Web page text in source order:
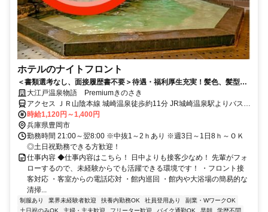
ホテルのナイトフロント
＜書類選考なし、面接履歴書不要＞待遇・福利厚生充実！髪色、髪型自
由/ピアス、ネイルOK※勤務時のルールあり/幅広い年代の方が活躍中！
大江戸温泉物語 Premiumきのさき
アクセス ＪＲ山陰本線 城崎温泉徒歩約11分 JR城崎温泉駅よりバス約
5分、徒歩10分※詳細はお問い合わせください。
時給1,120円～1,400円
兵庫県豊岡市
勤務時間 21:00～翌8:00 ※中抜1～2ｈあり ※週3日～1日8ｈ～ＯＫ
◎土日祝勤務できる方歓迎！
仕事内容 ◆仕事内容はこちら！ 日中よりも接客少なめ！ 先輩がフォ
ローするので、未経験からでも活躍できる環境です！ ・フロント接
客対応 ・客室からの電話応対 ・館内巡回 ・館内や大浴場の簡易的な
清掃...
制服あり 業界未経験者歓迎 扶養内勤務OK 社員登用あり
副業・WワークOK